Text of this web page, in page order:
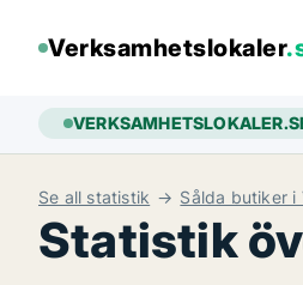
Verksamhetslokaler
Se all statistik Sålda butiker i
Statistik